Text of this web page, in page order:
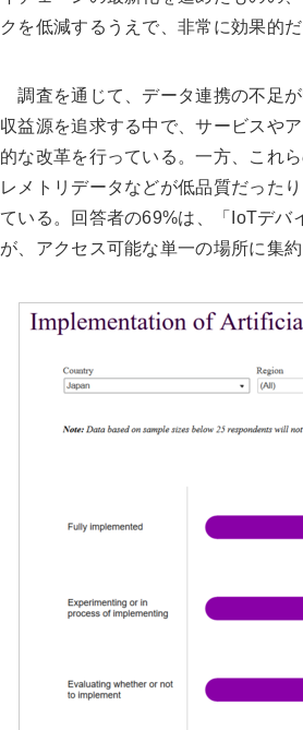
クを低減するうえで、非常に効果的
調査を通じて、データ連携の不足
収益源を追求する中で、サービスや
的な改革を行っている。一方、これ
レメトリデータなどが低品質だった
ている。回答者の69%は、「IoTデバ
が、アクセス可能な単一の場所に集